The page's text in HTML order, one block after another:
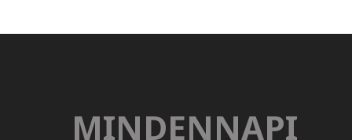
MINDENNAPI